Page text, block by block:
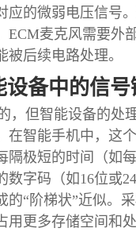
应的微弱电压信号
麦克风需要外
后续电路处理。
备中的信号
，但智能设备的处
在智能手机中，这
极短的时间（如
字码（如16位或
的“阶梯状”近似。
更多存储空间和处